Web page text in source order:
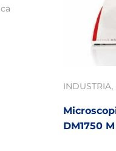
INDUSTRIA,
DM1750